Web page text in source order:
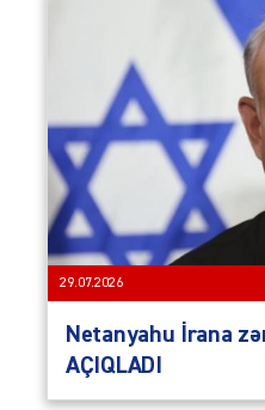
29.07.2026
Netanyahu İrana
AÇIQLADI